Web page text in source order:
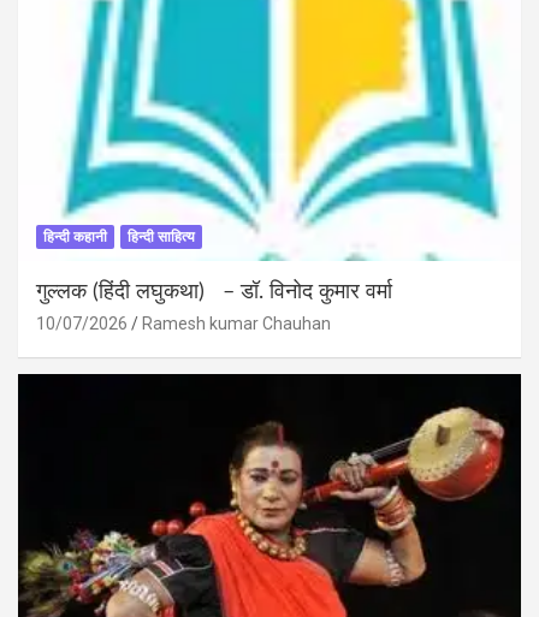
हिन्दी कहानी हिन्दी साहित्य
गुल्लक (हिंदी लघुकथा) – डॉ. विनोद कुमार वर्मा
10/07/2026 Ramesh kumar Chauhan